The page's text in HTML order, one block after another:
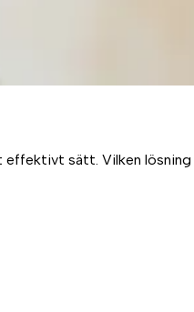
sätt. Vilken